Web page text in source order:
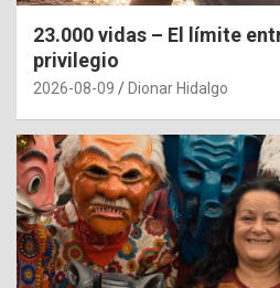
23.000 vidas – El límite
privilegio
2026-08-09 Dionar Hidalgo